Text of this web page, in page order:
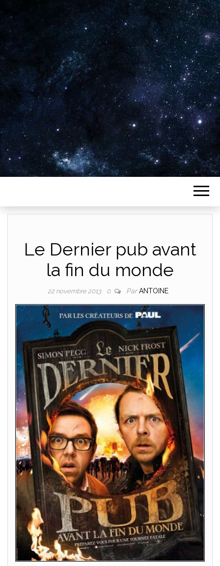
Plus de 2800 critiques de films
Le Dernier pub avant
la fin du monde
22 novembre 2013 0 ParANTOINE